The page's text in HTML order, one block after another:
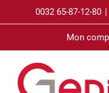
0032 65-87-12-80 |
Mon